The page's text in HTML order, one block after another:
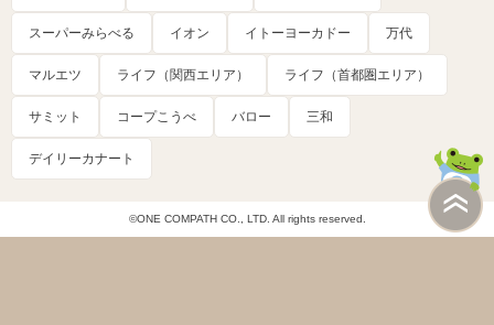
スーパーみらべる イオン イトーヨーカドー 万代
マルエツ ライフ（関西エリア） ライフ（首都圏エリア）
サミット コープこうべ バロー 三和
デイリーカナート
©ONE COMPATH CO., LTD. All rights reserved.